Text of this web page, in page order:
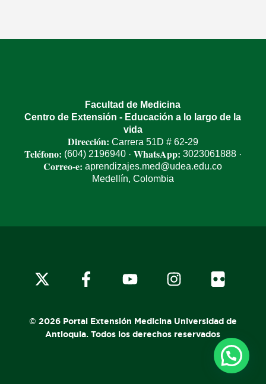
Facultad de Medicina
Centro de Extensión - Educación a lo largo de la
vida
Dirección: Carrera 51D # 62-29
Teléfono: (604) 2196940· WhatsApp: 3023061888·
Correo-e: aprendizajes.med@udea.edu.co
Medellín, Colombia
© 2026 Portal Extensión Medicina Universidad de
Antioquia. Todos los derechos reservados